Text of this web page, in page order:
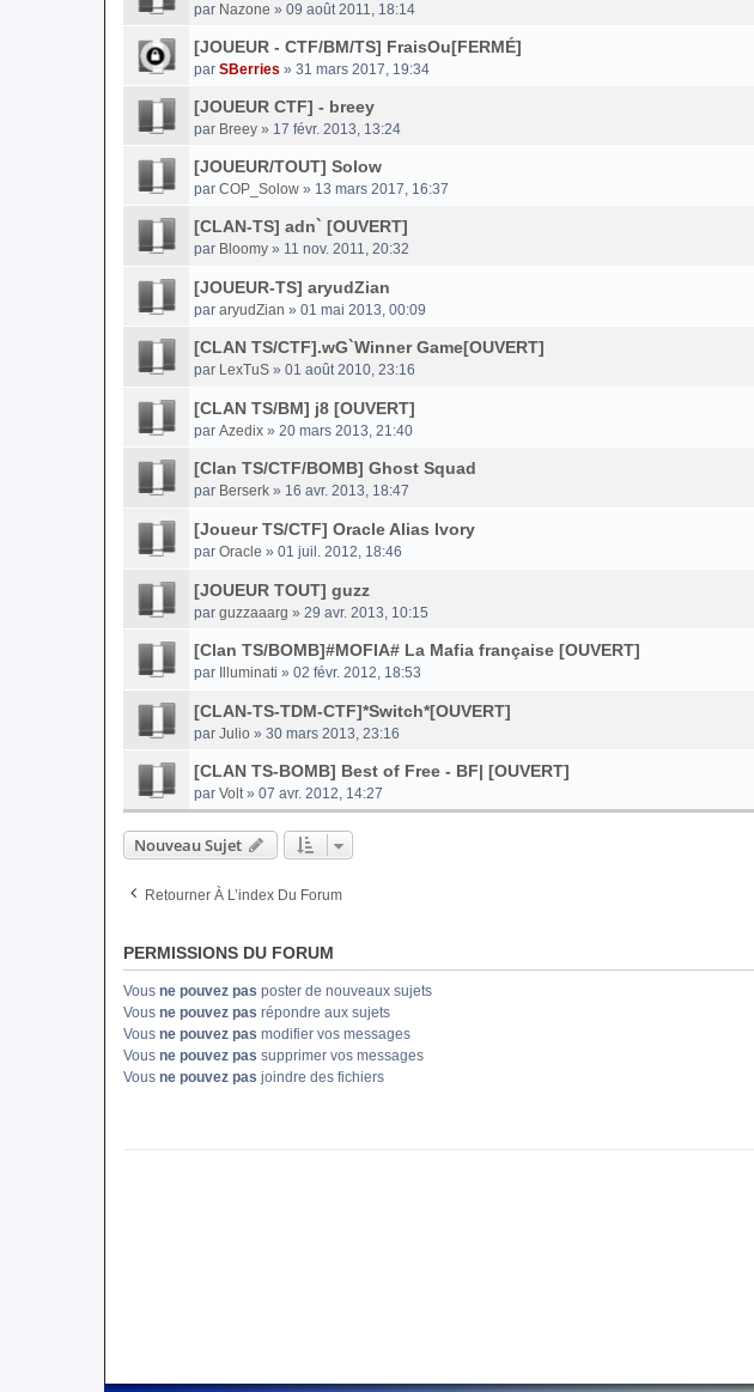
par Nazone » 09 août 2011, 18:14
[JOUEUR - CTF/BM/TS] FraisOu[FERMÉ]
par SBerries » 31 mars 2017, 19:34
[JOUEUR CTF] - breey
par Breey » 17 févr. 2013, 13:24
[JOUEUR/TOUT] Solow
par COP_Solow » 13 mars 2017, 16:37
[CLAN-TS] adn` [OUVERT]
par Bloomy » 11 nov. 2011, 20:32
[JOUEUR-TS] aryudZian
par aryudZian » 01 mai 2013, 00:09
[CLAN TS/CTF].wG`Winner Game[OUVERT]
par LexTuS » 01 août 2010, 23:16
[CLAN TS/BM] j8 [OUVERT]
par Azedix » 20 mars 2013, 21:40
[Clan TS/CTF/BOMB] Ghost Squad
par Berserk » 16 avr. 2013, 18:47
[Joueur TS/CTF] Oracle Alias Ivory
par Oracle » 01 juil. 2012, 18:46
[JOUEUR TOUT] guzz
par guzzaaarg » 29 avr. 2013, 10:15
[Clan TS/BOMB]#MOFIA# La Mafia française [OUVERT]
par Illuminati » 02 févr. 2012, 18:53
[CLAN-TS-TDM-CTF]*Switch*[OUVERT]
par Julio » 30 mars 2013, 23:16
[CLAN TS-BOMB] Best of Free - BF| [OUVERT]
par Volt» 07 avr. 2012, 14:27
Nouveau Sujet
Retourner À L’index Du Forum
PERMISSIONS DU FORUM
Vous ne pouvez pas poster de nouveaux sujets
Vous ne pouvez pas répondre aux sujets
Vous ne pouvez pas modifier vos messages
Vous ne pouvez pas supprimer vos messages
Vous ne pouvez pas joindre des fichiers